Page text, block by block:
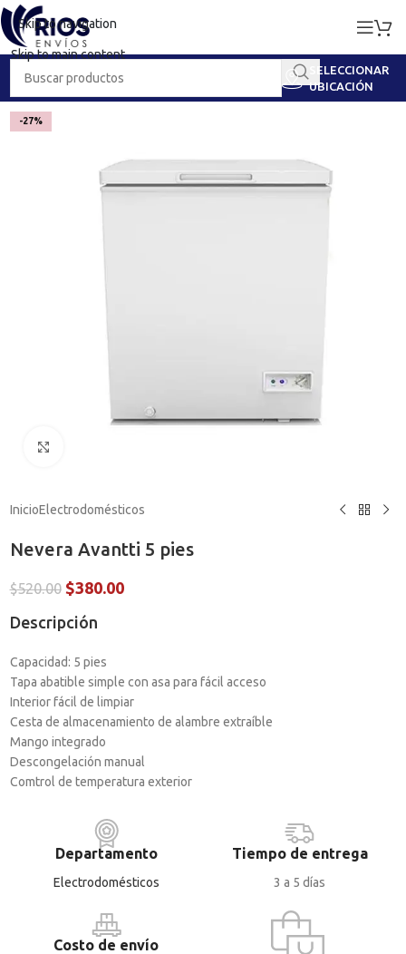
Skip to navigation
Skip to main content
SELECCIONAR
UBICACIÓN
-27%
InicioElectrodomésticos
Nevera Avantti 5 pies
$520.00 $380.00
Descripción
Capacidad: 5 pies
Tapa abatible simple con asa para fácil acceso
Interior fácil de limpiar
Cesta de almacenamiento de alambre extraíble
Mango integrado
Descongelación manual
Comtrol de temperatura exterior
Departamento
Electrodomésticos
Tiempo de entrega
3 a 5 días
Costo de envío